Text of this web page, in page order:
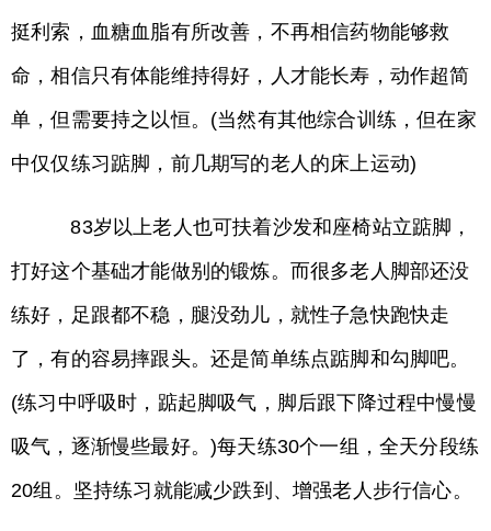
挺利索，血糖血脂有所改善，不再相信药物能够救
命，相信只有体能维持得好，人才能长寿，动作超简
单，但需要持之以恒。(当然有其他综合训练，但在家
中仅仅练习踮脚，前几期写的老人的床上运动)
83岁以上老人也可扶着沙发和座椅站立踮脚，
打好这个基础才能做别的锻炼。而很多老人脚部还没
练好，足跟都不稳，腿没劲儿，就性子急快跑快走
了，有的容易摔跟头。还是简单练点踮脚和勾脚吧。
(练习中呼吸时，踮起脚吸气，脚后跟下降过程中慢慢
吸气，逐渐慢些最好。)每天练30个一组，全天分段练
20组。坚持练习就能减少跌到、增强老人步行信心。